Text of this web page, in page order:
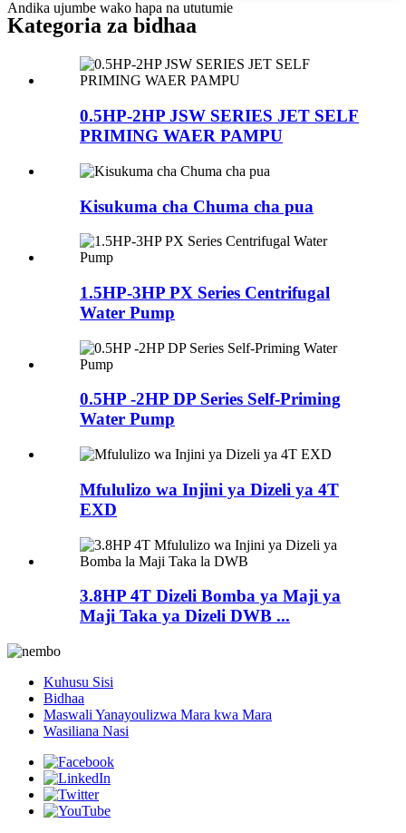
Andika ujumbe wako hapa na ututumie
Kategoria za bidhaa
0.5HP-2HP JSW SERIES JET SELF
PRIMING WAER PAMPU
Kisukuma cha Chuma cha pua
1.5HP-3HP PX Series Centrifugal
Water Pump
0.5HP -2HP DP Series Self-Priming
Water Pump
Mfululizo wa Injini ya Dizeli ya 4T
EXD
3.8HP 4T Dizeli Bomba ya Maji ya
Maji Taka ya Dizeli DWB ...
Kuhusu Sisi
Bidhaa
Maswali Yanayoulizwa Mara kwa Mara
Wasiliana Nasi